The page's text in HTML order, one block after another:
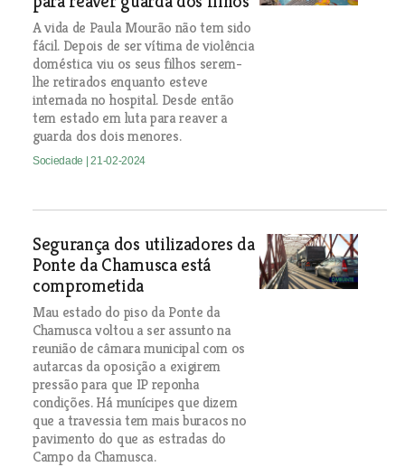
A vida de Paula Mourão não tem sido
fácil. Depois de ser vítima de violência
doméstica viu os seus filhos serem-
lhe retirados enquanto esteve
internada no hospital. Desde então
tem estado em luta para reaver a
guarda dos dois menores.
Sociedade | 21-02-2024
Segurança dos utilizadores da
Ponte da Chamusca está
comprometida
Mau estado do piso da Ponte da
Chamusca voltou a ser assunto na
reunião de câmara municipal com os
autarcas da oposição a exigirem
pressão para que IP reponha
condições. Há munícipes que dizem
que a travessia tem mais buracos no
pavimento do que as estradas do
Campo da Chamusca.